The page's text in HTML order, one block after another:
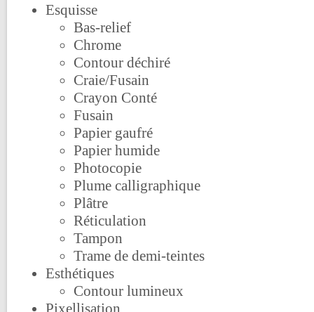
Esquisse
Bas-relief
Chrome
Contour déchiré
Craie/Fusain
Crayon Conté
Fusain
Papier gaufré
Papier humide
Photocopie
Plume calligraphique
Plâtre
Réticulation
Tampon
Trame de demi-teintes
Esthétiques
Contour lumineux
Pixellisation